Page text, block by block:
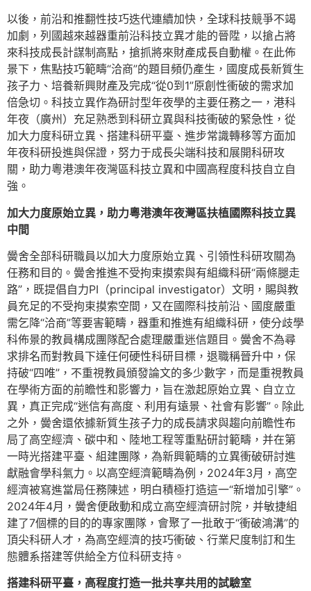
以後，前沿和推翻性技巧迭代連續加快，全球科技競爭不竭
加劇，列國越來越器重前沿科技立異才能的晉陞，以搶占將
來科技成長計謀制高點，搶抓將來財產成長自動權。在此佈
景下，焦點技巧範疇“洽商”的題目頻仍產生，國度成長新質生
孩子力、培養新興財產及完成“從0到1”原創性衝破的需求加
倍急切。科技立異作為研討型年夜學的主要任務之一，港科
年夜（廣州）充足熟悉到科研立異與科技衝破的緊急性，從
加大力度科研立異、搭建科研平臺、進步常識轉移等方面加
年夜科研投進與保證，努力于成長尖端科技和展開科研攻
關，助力粵港澳年夜灣區科技立異和中國高程度科技自立自
強。
加大力度原始立異，助力粵港澳年夜灣區扶植國際科技立異
中間
黌舍全部科研職員以加大力度原始立異、引領性科研攻關為
任務和目的。黌舍推進不受拘束摸索與有組織科研“兩條腿走
路”，既提倡自力PI（principal investigator）文明，賜與教
員充足的不受拘束摸索空間，又在國際科技前沿、國度嚴重
需乞降“洽商”等要害範疇，器重和推進有組織科研，使分歧學
科佈景的教員構成團隊配合處理嚴重迷信題目。黌舍不為尋
求排名而對教員下達任何硬性科研目標，退職稱晉升中，保
持破“四唯”，不重視教員頒發論文的多少數字，而是重視教員
在學術方面的前瞻性和影響力，旨在激起原始立異、自立立
異，真正完成“迷信有高度、利用有遠景、社會有影響”。除此
之外，黌舍還依據新質生孩子力的成長請求與趨向前瞻性布
局了高空經濟、碳中和、陸地工程等重點研討範疇，并在第
一時光搭建平臺、組建團隊，為新興範疇的立異衝破研討進
獻融會學科氣力。以高空經濟範疇為例，2024年3月，高空
經濟被寫進當局任務陳述，明白積極打造這一“新增加引擎”。
2024年4月，黌舍便啟動和成立高空經濟研討院，并敏捷組
建了7個標的目的的專家團隊，會聚了一批敢于“衝破鴻溝”的
頂尖科研人才，為高空經濟的技巧衝破、行業尺度制訂和生
態體系搭建等供給全方位科研支持。
搭建科研平臺，高程度打造一批共享共用的試驗室